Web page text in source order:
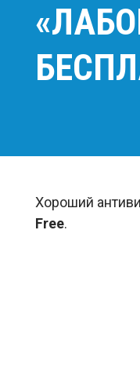
Хороший
Free.